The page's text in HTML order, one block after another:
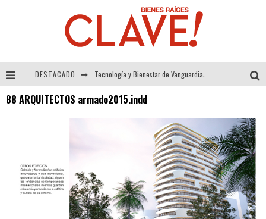
DESTACADO
Alexandra Bedoya – La Constancia detrás de La Paletería
El Despertar de la Calidez: Acabados Dorados de FV para Elevar tu Espacio
88 ARQUITECTOS armado2015.indd